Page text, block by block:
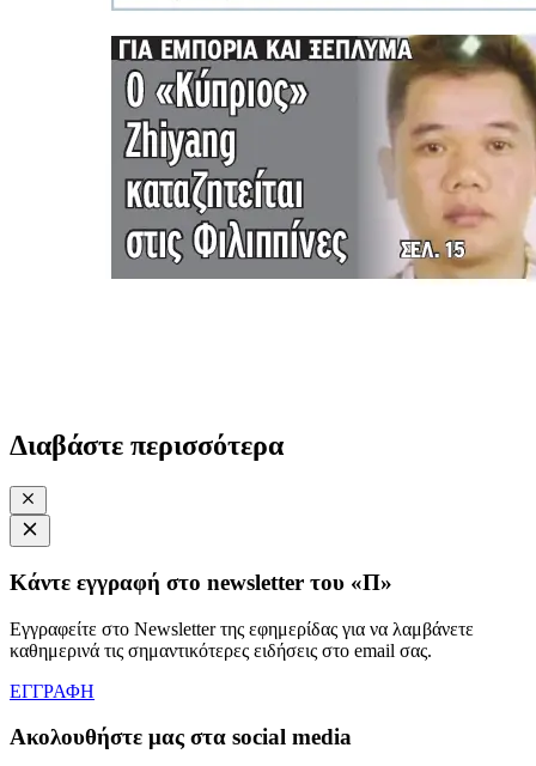
Διαβάστε περισσότερα
Κάντε εγγραφή στο newsletter του «Π»
Εγγραφείτε στο Newsletter της εφημερίδας για να λαμβάνετε
καθημερινά τις σημαντικότερες ειδήσεις στο email σας.
ΕΓΓΡΑΦΗ
Ακολουθήστε μας στα social media